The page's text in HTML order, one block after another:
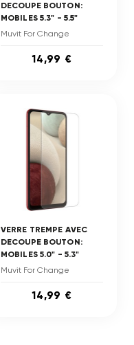
DECOUPE BOUTON:
MOBILES 5.3" - 5.5"
Muvit For Change
14,99 €
VERRE TREMPE AVEC
DECOUPE BOUTON:
MOBILES 5.0" - 5.3"
Muvit For Change
14,99 €